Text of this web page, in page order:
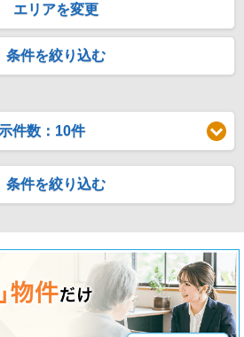
エリアを変更
条件を絞り込む
件数：10件
条件を絞り込む